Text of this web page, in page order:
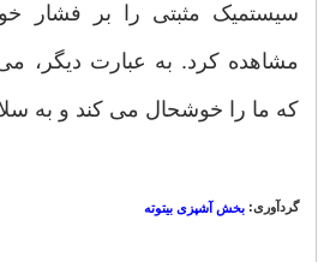
سیستمیک مثبتی را بر فشار
مشاهده کرد. به عبارت دیگر،
که ما را خوشحال می کند و به
گردآوری: بخش آشپزی بیتوته